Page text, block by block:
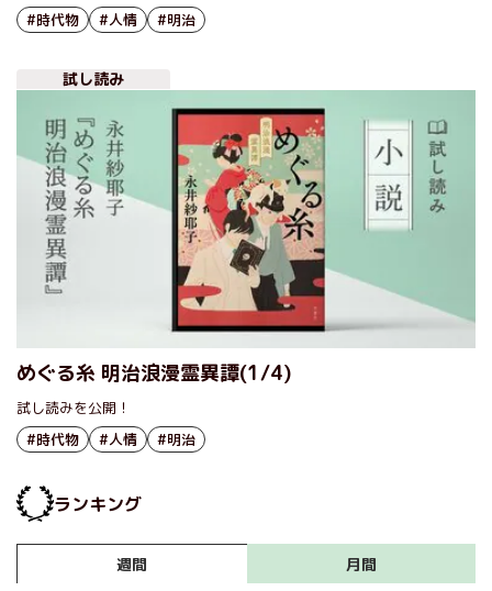
#時代物
#人情 #明治
試し読み
めぐる糸 明治浪漫霊異譚(1/4)
試し読みを公開！
#時代物
#人情 #明治
ランキング
週間 月間